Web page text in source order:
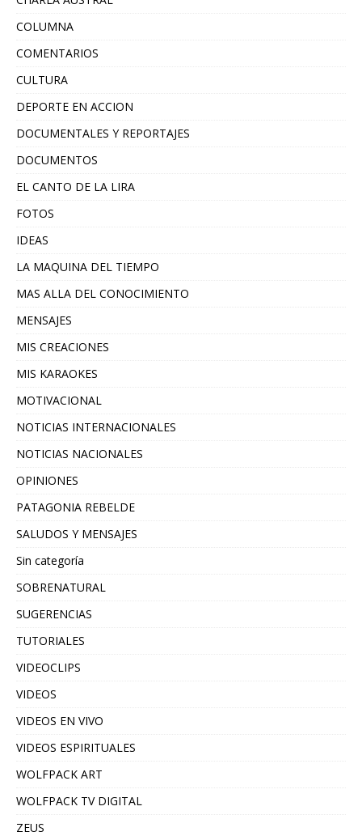
COLUMNA
COMENTARIOS
CULTURA
DEPORTE EN ACCION
DOCUMENTALES Y REPORTAJES
DOCUMENTOS
EL CANTO DE LA LIRA
FOTOS
IDEAS
LA MAQUINA DEL TIEMPO
MAS ALLA DEL CONOCIMIENTO
MENSAJES
MIS CREACIONES
MIS KARAOKES
MOTIVACIONAL
NOTICIAS INTERNACIONALES
NOTICIAS NACIONALES
OPINIONES
PATAGONIA REBELDE
SALUDOS Y MENSAJES
Sin categoría
SOBRENATURAL
SUGERENCIAS
TUTORIALES
VIDEOCLIPS
VIDEOS
VIDEOS EN VIVO
VIDEOS ESPIRITUALES
WOLFPACK ART
WOLFPACK TV DIGITAL
ZEUS